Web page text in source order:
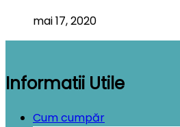
mai 17, 2020
Informatii Utile
Cum cumpăr